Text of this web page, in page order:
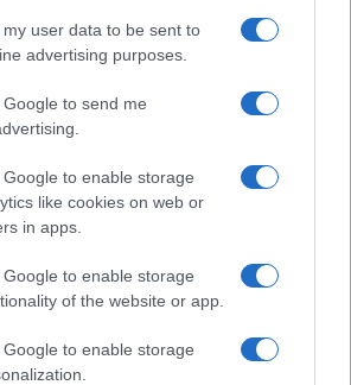
user data to be sent to
advertising purposes.
to send me
to enable storage
like cookies on web or
in apps.
to enable storage
of the website or app.
to enable storage
2026: cosa vedere nei musei e
Ago 2026